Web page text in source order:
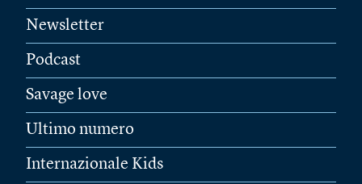
Newsletter
Podcast
Savage love
Ultimo numero
Internazionale Kids